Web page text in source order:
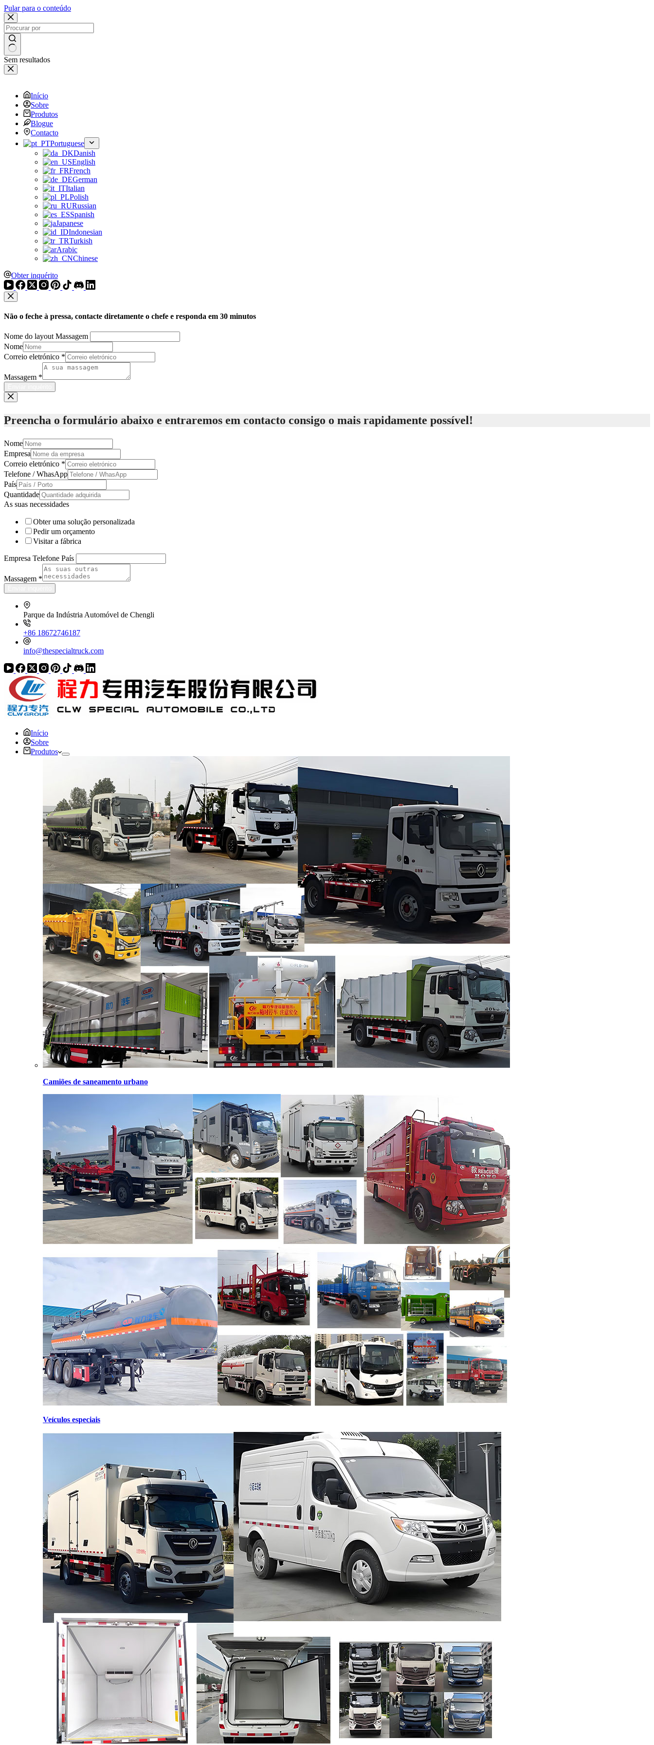
Pular para o conteúdo
Sem resultados
Início
Sobre
Produtos
Blogue
Contacto
Portuguese
Danish
English
French
German
Italian
Polish
Russian
Spanish
Japanese
Indonesian
Turkish
Arabic
Chinese
Obter inquérito
Não o feche à pressa, contacte diretamente o chefe e responda em 30 minutos
Nome do layout Massagem
Nome
Correio eletrónico *
Massagem *
Preencha o formulário abaixo e entraremos em contacto consigo o mais rapidamente possível!
Nome
Empresa
Correio eletrónico *
Telefone / WhasApp
País
Quantidade
As suas necessidades
Obter uma solução personalizada
Pedir um orçamento
Visitar a fábrica
Empresa Telefone País
Massagem *
Parque da Indústria Automóvel de Chengli
+86 18672746187
info@thespecialtruck.com
Início
Sobre
Produtos
Camiões de saneamento urbano
Veículos especiais